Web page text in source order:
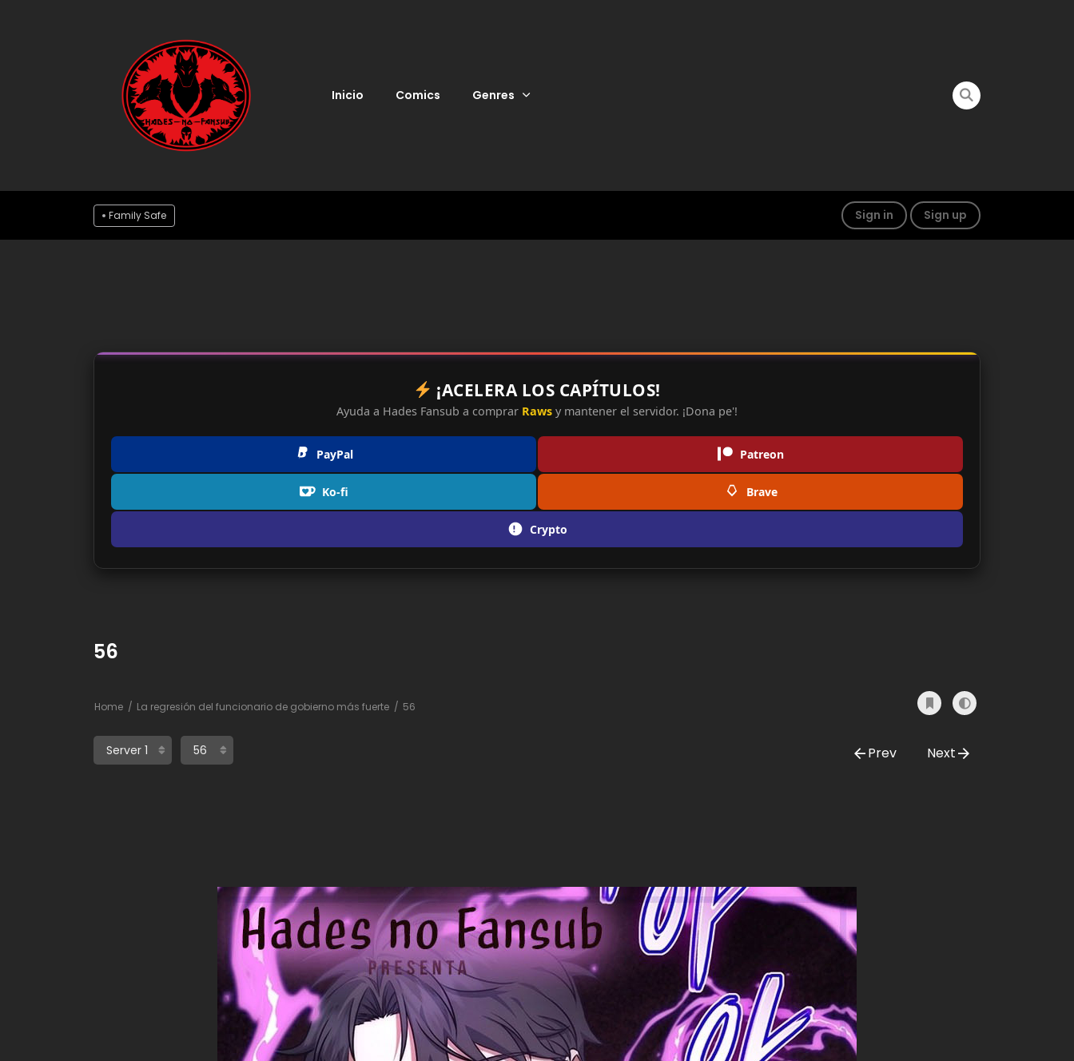
Inicio Comics Genres
Family Safe Sign in Sign up
¡ACELERA LOS CAPÍTULOS!
Ayuda a Hades Fansub a comprar Raws y mantener el servidor. ¡Dona pe'!
PayPal Patreon
Ko-fi Brave
Crypto
56
Home La regresión del funcionario de gobierno más fuerte 56
Prev Next